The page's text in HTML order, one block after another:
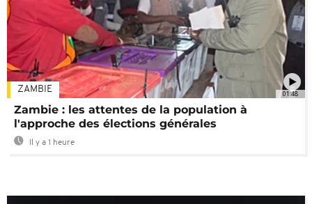
01:48
ZAMBIE
Zambie : les attentes de la population à
l'approche des élections générales
Il y a 1 heure